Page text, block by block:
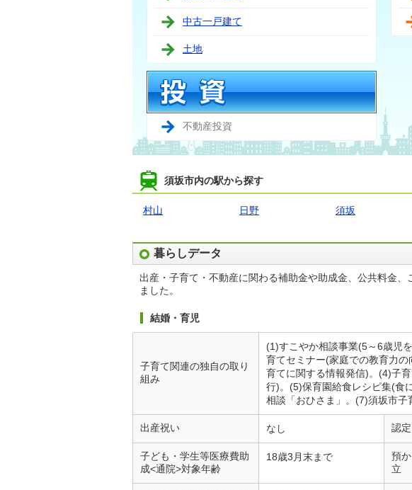
中古一戸建て
土地
不動産投資
須坂市内の駅から探す
村山 日野 須坂
暮らしデータ
出産・子育て・不動産に関わる補助金や助成金、公共料金
ました。
結婚・育児
子育て関連の独自の取り
組み
(1)すこやか相談事業(5～6歳児
育てセミナー(家庭での教育力
育てに関する情報発信)。(4)子
行)。(5)保育園給食レシピ集(食
相談「おひさま」。(7)須坂市子
出産祝い なし 認
子ども・学生等医療費助
成<通院>対象年齢
18歳3月末まで
預
立